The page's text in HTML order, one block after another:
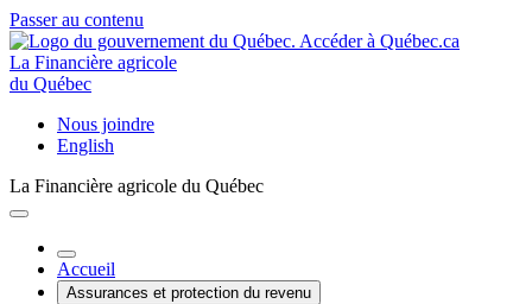
Passer au contenu
La Financière agricole
du Québec
Nous joindre
English
La Financière agricole du Québec
Accueil
Assurances et protection du revenu